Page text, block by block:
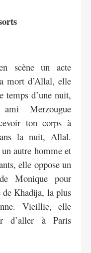
scène un acte
mort d’Allal, elle
temps d’une nuit,
Merzougue
ton corps à
la nuit, Allal.
autre homme et
elle oppose un
Monique pour
Khadija, la plus
Vieillie, elle
d’aller à Paris